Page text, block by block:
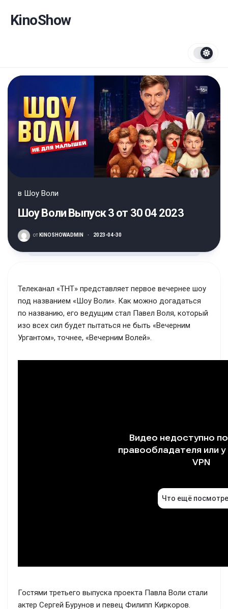
содержанию
KinoShow
в Шоу Воли
Шоу Воли Выпуск 3 от 30 04 2023
от KINOSHOWADMIN · 2023-04-30
Телеканал «ТНТ» представляет первое вечернее шоу
под названием «Шоу Воли». Как можно догадаться
по названию, его ведущим стал Павел Воля, который
изо всех сил будет пытаться не быть «Вечерним
Ургантом», точнее, «Вечерним Волей».
Гостями третьего выпуска проекта Павла Воли стали
актер Сергей Бурунов и певец Филипп Киркоров.